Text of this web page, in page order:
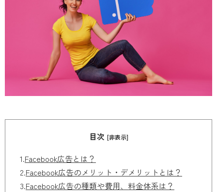
目次 [非表示]
1.Facebook広告とは？
2.Facebook広告のメリット・デメリットとは？
3.Facebook広告の種類や費用、料金体系は？